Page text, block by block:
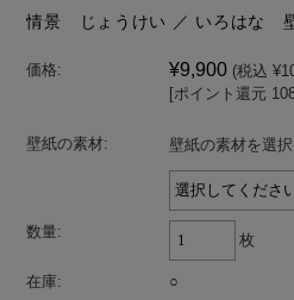
情景 じょうけい ／ いろはな
価格: ¥9,900 (税込
[ポイント還元
壁紙の素材: 壁紙の素材を選択
数量: 枚
在庫: ○